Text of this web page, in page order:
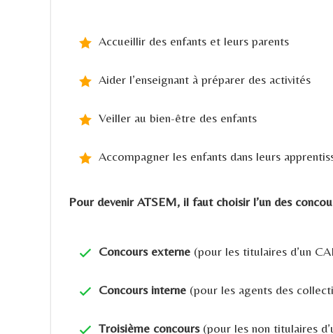
Accueillir des enfants et leurs parents
Aider l’enseignant à préparer des activités
Veiller au bien-être des enfants
Accompagner les enfants dans leurs
Pour devenir ATSEM, il faut choisir l’un des
Concours externe (pour les titulaires d’un
Concours interne (pour les agents des
Troisième concours(pour les non titulaires